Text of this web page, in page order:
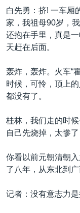
白先勇：挤! 一车厢
家，我祖母90岁，
还抱在手里，真是
天赶在后面。
轰炸，轰炸。火车“
时候，可怜，顶上
都没有了。
桂林，我们走的时
自己先烧掉，太惨
你看以前元朝清朝
了八年，从东北到
记者：没有意志力是